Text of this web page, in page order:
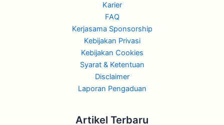
Karier
FAQ
Kerjasama Sponsorship
Kebijakan Privasi
Kebijakan Cookies
Syarat & Ketentuan
Disclaimer
Laporan Pengaduan
Artikel Terbaru